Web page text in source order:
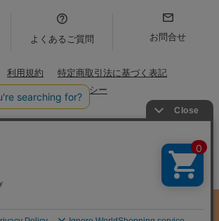
よくあるご質問 お問合せ
利用規約
特定商取引法に基づく表記
プライバシーポリシー